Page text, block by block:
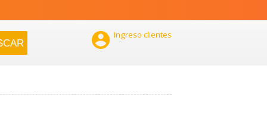
 Ingreso clientes